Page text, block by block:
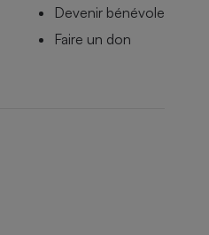
Devenir bénévole
Faire un don